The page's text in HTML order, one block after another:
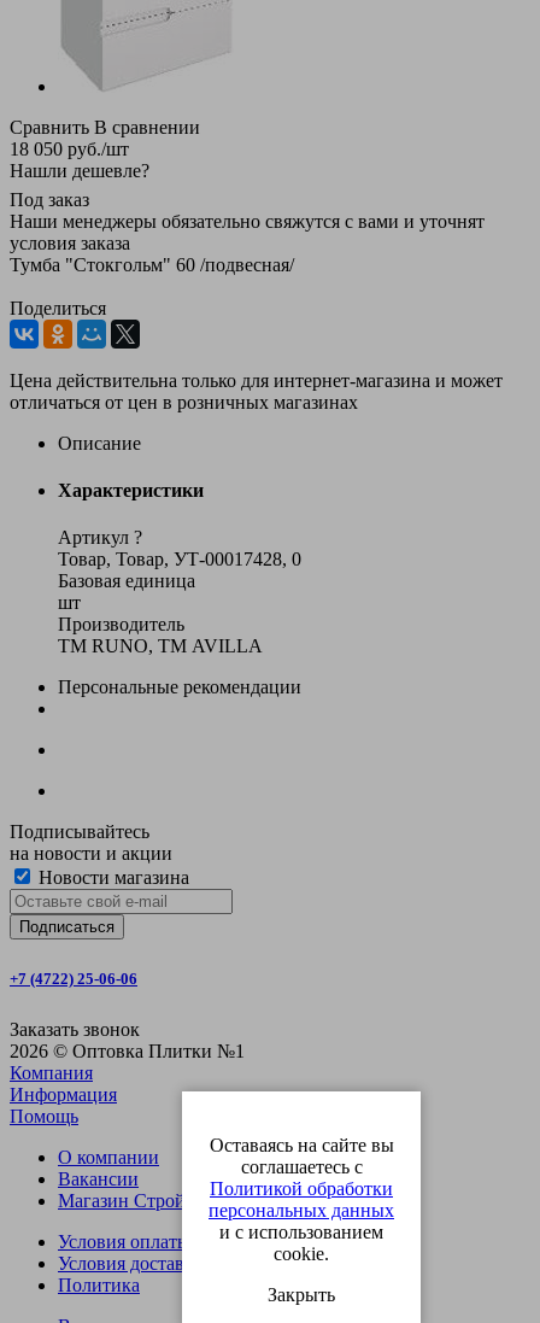
Сравнить В сравнении
18 050 руб./шт
Нашли дешевле?
Под заказ
Наши менеджеры обязательно свяжутся с вами и уточнят
условия заказа
Тумба "Стокгольм" 60 /подвесная/
Поделиться
Цена действительна только для интернет-магазина и может
отличаться от цен в розничных магазинах
Описание
Характеристики
Артикул ?
Товар, Товар, УТ-00017428, 0
Базовая единица
шт
Производитель
ТM RUNO, ТМ AVILLA
Персональные рекомендации
Подписывайтесь
на новости и акции
Новости магазина
+7 (4722) 25-06-06
Заказать звонок
2026 © Оптовка Плитки №1
Компания
Информация
Помощь
О компании
Вакансии
Магазин СтройОпт
Условия оплаты
Условия доставки
Политика
Оставаясь на сайте вы
соглашаетесь с
Политикой обработки
персональных данных
и с использованием
cookie.
Закрыть